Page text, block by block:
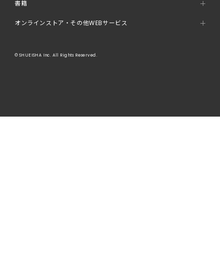
書籍
オンラインストア・その他WEBサービス
© SHUEISHA Inc. All Rights Reserved.